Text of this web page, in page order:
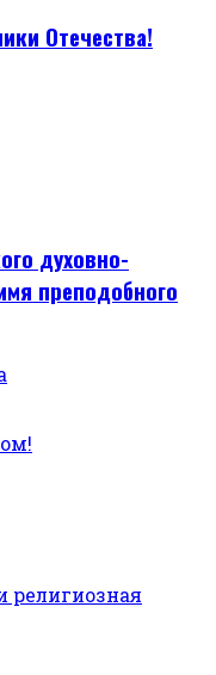
Отечества!
духовно-
преподобного
религиозная